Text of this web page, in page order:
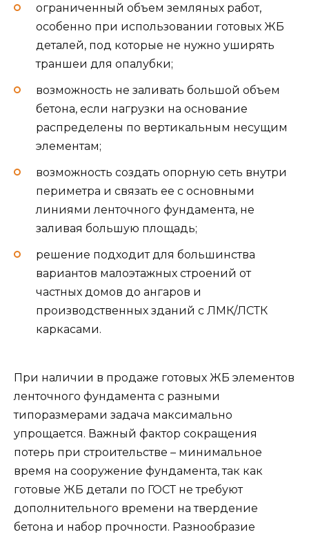
ограниченный объем земляных работ,
особенно при использовании готовых ЖБ
деталей, под которые не нужно уширять
траншеи для опалубки;
возможность не заливать большой объем
бетона, если нагрузки на основание
распределены по вертикальным несущим
элементам;
возможность создать опорную сеть внутри
периметра и связать ее с основными
линиями ленточного фундамента, не
заливая большую площадь;
решение подходит для большинства
вариантов малоэтажных строений от
частных домов до ангаров и
производственных зданий с ЛМК/ЛСТК
каркасами.
При наличии в продаже готовых ЖБ элементов
ленточного фундамента с разными
типоразмерами задача максимально
упрощается. Важный фактор сокращения
потерь при строительстве – минимальное
время на сооружение фундамента, так как
готовые ЖБ детали по ГОСТ не требуют
дополнительного времени на твердение
бетона и набор прочности. Разнообразие